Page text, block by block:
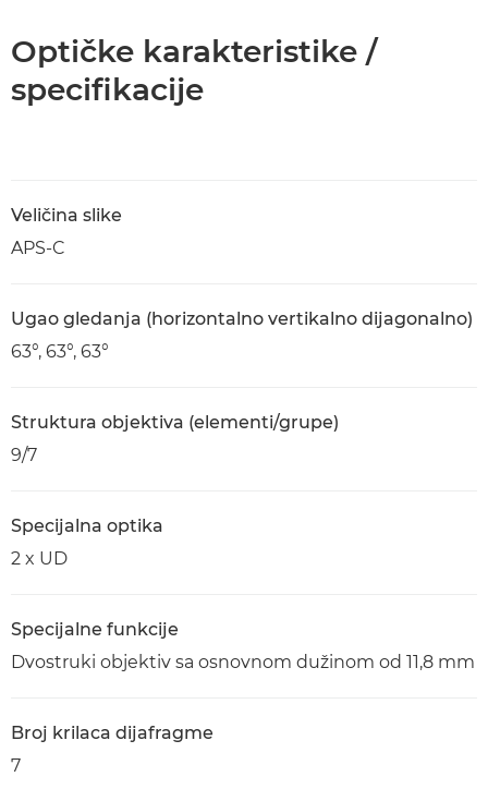
Optičke karakteristike /
specifikacije
Veličina slike
APS-C
Ugao gledanja (horizontalno vertikalno dijagonalno)
63°, 63°, 63°
Struktura objektiva (elementi/grupe)
9/7
Specijalna optika
2 x UD
Specijalne funkcije
Dvostruki objektiv sa osnovnom dužinom od 11,8 mm
Broj krilaca dijafragme
7